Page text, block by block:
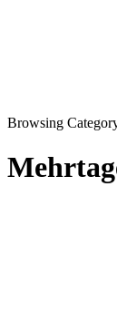
Browsing